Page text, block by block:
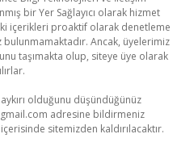
bir Yer Sağlayıcı olarak hizmet
içerikleri proaktif olarak denetleme
Ancak, üyelerimiz
taşımakta olup, siteye üye olarak
olduğunu düşündüğünüz
adresine bildirmeniz
sitemizden kaldırılacaktır.